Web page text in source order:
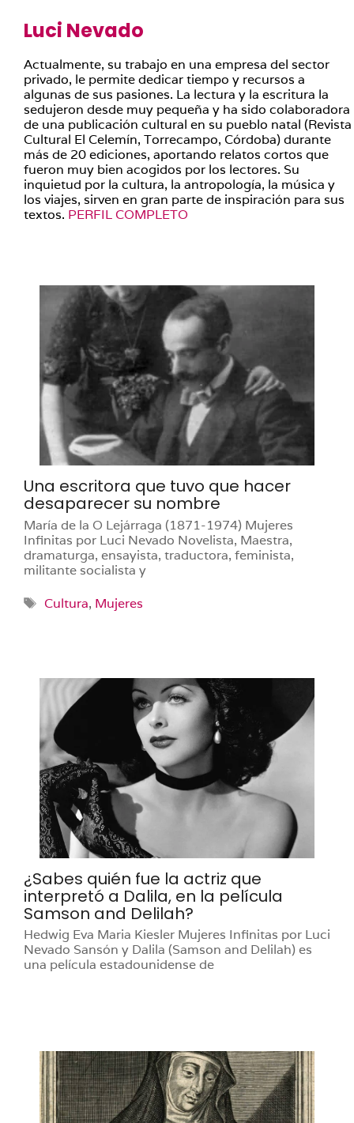
Luci Nevado
Actualmente, su trabajo en una empresa del sector
privado, le permite dedicar tiempo y recursos a
algunas de sus pasiones. La lectura y la escritura la
sedujeron desde muy pequeña y ha sido colaboradora
de una publicación cultural en su pueblo natal (Revista
Cultural El Celemín, Torrecampo, Córdoba) durante
más de 20 ediciones, aportando relatos cortos que
fueron muy bien acogidos por los lectores. Su
inquietud por la cultura, la antropología, la música y
los viajes, sirven en gran parte de inspiración para sus
textos. PERFIL COMPLETO
Una escritora que tuvo que hacer
desaparecer su nombre
María de la O Lejárraga (1871-1974) Mujeres
Infinitas por Luci Nevado Novelista, Maestra,
dramaturga, ensayista, traductora, feminista,
militante socialista y
Etiquetas
Cultura, Mujeres
¿Sabes quién fue la actriz que
interpretó a Dalila, en la película
Samson and Delilah?
Hedwig Eva Maria Kiesler Mujeres Infinitas por Luci
Nevado Sansón y Dalila (Samson and Delilah) es
una película estadounidense de